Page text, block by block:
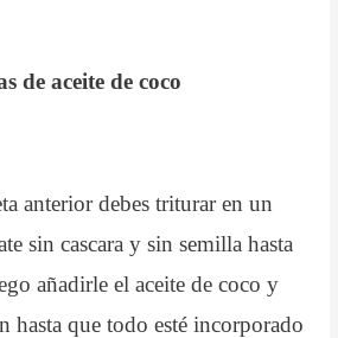
de aceite de coco
anterior debes triturar en un
sin cascara y sin semilla hasta
añadirle el aceite de coco y
hasta que todo esté incorporado